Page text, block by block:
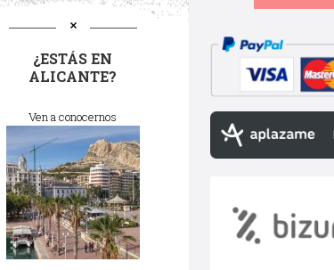
¿ESTÁS EN
ALICANTE?
Ven a conocernos